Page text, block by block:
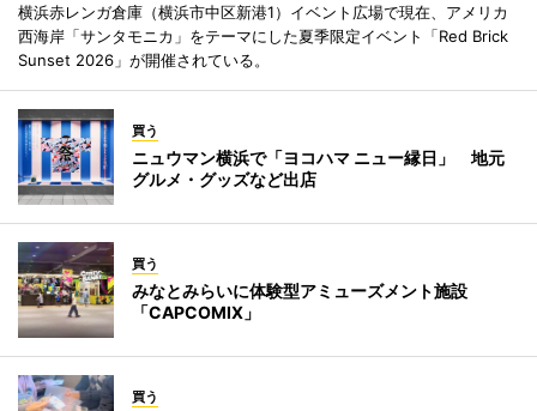
横浜赤レンガ倉庫（横浜市中区新港1）イベント広場で現在、アメリカ
西海岸「サンタモニカ」をテーマにした夏季限定イベント「Red Brick
Sunset 2026」が開催されている。
買う
ニュウマン横浜で「ヨコハマ ニュー縁日」 地元
グルメ・グッズなど出店
買う
みなとみらいに体験型アミューズメント施設
「CAPCOMIX」
買う